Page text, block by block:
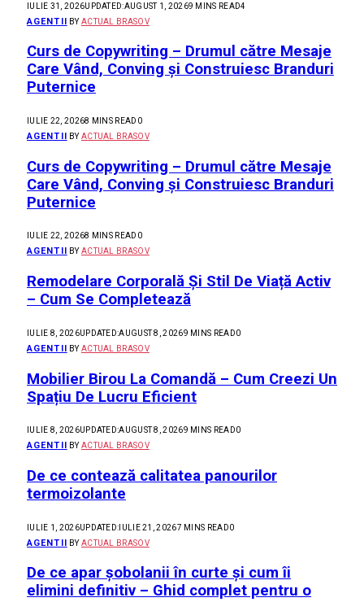
IULIE 31, 2026UPDATED:AUGUST 1, 20269 MINS READ4
AGENTII BY ACTUAL BRASOV
Curs de Copywriting – Drumul către Mesaje
Care Vând, Conving și Construiesc Branduri
Puternice
IULIE 22, 20268 MINS READ 0
AGENTII BY ACTUAL BRASOV
Curs de Copywriting – Drumul către Mesaje
Care Vând, Conving și Construiesc Branduri
Puternice
IULIE 22, 20268 MINS READ 0
AGENTII BY ACTUAL BRASOV
Remodelare Corporală Și Stil De Viață Activ
– Cum Se Completează
IULIE 8, 2026UPDATED:AUGUST 8, 20269 MINS READ0
AGENTII BY ACTUAL BRASOV
Mobilier Birou La Comandă – Cum Creezi Un
Spațiu De Lucru Eficient
IULIE 8, 2026UPDATED:AUGUST 8, 20269 MINS READ0
AGENTII BY ACTUAL BRASOV
De ce contează calitatea panourilor
termoizolante
IULIE 1, 2026UPDATED: IULIE 21, 20267 MINS READ0
AGENTII BY ACTUAL BRASOV
De ce apar șobolanii în curte și cum îi
elimini definitiv – Ghid complet pentru o